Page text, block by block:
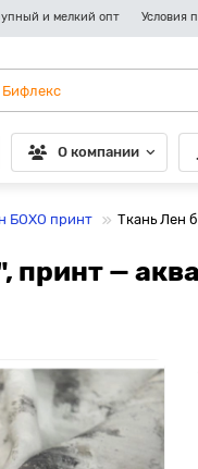
и мелкий опт Условия
О компании
БОХО принт Ткань Лен
принт —